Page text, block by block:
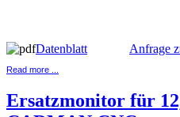
Datenblatt Anfrage
Read more ...
Ersatzmonitor für